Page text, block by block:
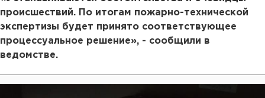
происшествий. По итогам пожарно-технической
экспертизы будет принято соответствующее
процессуальное решение», - сообщили в
ведомстве.